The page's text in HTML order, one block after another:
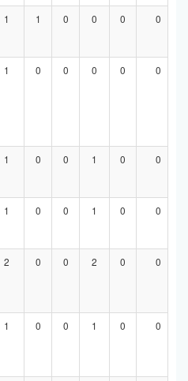
1 1 0 0 0 0
1 0 0 0 0 0
1 0 0 1 0 0
1 0 0 1 0 0
2 0 0 2 0 0
1 0 0 1 0 0